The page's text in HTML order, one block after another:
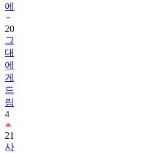
에
20
그
대
에
게
드
림
4
21
사